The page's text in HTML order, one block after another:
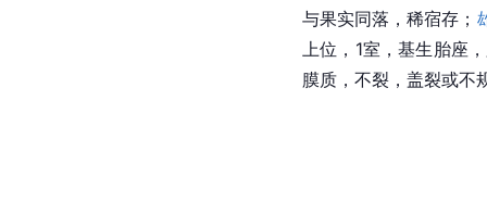
与果实同落，稀宿存；
上位，1室，基生胎座
膜质，不裂，盖裂或不